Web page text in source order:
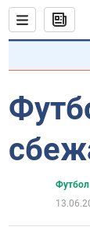
Футбол